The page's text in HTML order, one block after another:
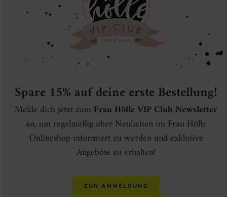
Spare 15% auf deine erste Bestellung!
Melde dich jetzt zum Frau Hölle VIP Club Newsletter
an, um regelmäßig über Neuheiten im Frau Hölle
Onlineshop informiert zu werden und exklusive
Angebote zu erhalten!
ZUR ANMELDUNG